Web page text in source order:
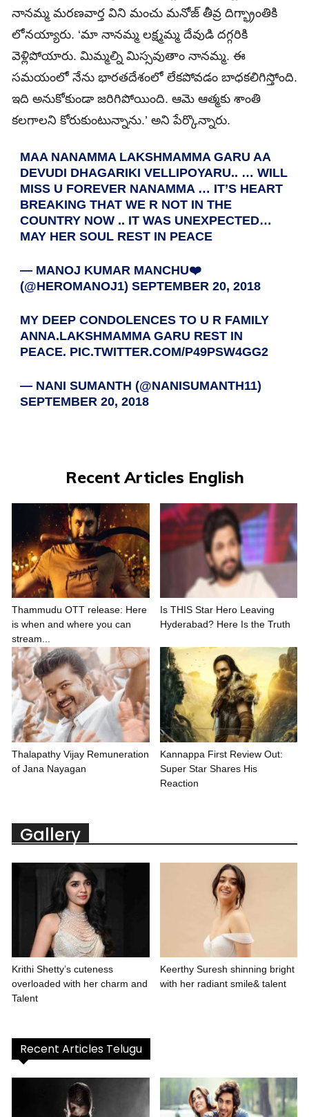
నానమ్మ మరణవార్త విని మంచు మనోజ్‌ తీవ్ర దిగ్భ్రాంతికి
లోనయ్యారు. ‘మా నానమ్మ లక్ష్మమ్మ దేవుడి దగ్గరికి
వెళ్లిపోయారు. మిమ్మల్ని మిస్సవుతాం నానమ్మ. ఈ
సమయంలో నేను భారతదేశంలో లేకపోవడం బాధకలిగిస్తోంది.
ఇది అనుకోకుండా జరిగిపోయింది. ఆమె ఆత్మకు శాంతి
కలగాలని కోరుకుంటున్నాను.’ అని పేర్కొన్నారు.
MAA NANAMMA LAKSHMAMMA GARU AA
DEVUDI DHAGARIKI VELLIPOYARU.. … WILL
MISS U FOREVER NANAMMA … IT’S HEART
BREAKING THAT WE R NOT IN THE
COUNTRY NOW .. IT WAS UNEXPECTED…
MAY HER SOUL REST IN PEACE
— MANOJ KUMAR MANCHU❤️
(@HEROMANOJ1)SEPTEMBER 20, 2018
MY DEEP CONDOLENCES TO U R FAMILY
ANNA.LAKSHMAMMA GARU REST IN
PEACE. PIC.TWITTER.COM/P49PSW4GG2
— NANI SUMANTH (@NANISUMANTH11)
SEPTEMBER 20, 2018
Recent Articles English
Thammudu OTT release: Here
is when and where you can
stream...
Is THIS Star Hero Leaving
Hyderabad? Here Is the Truth
Thalapathy Vijay Remuneration
of Jana Nayagan
Kannappa First Review Out:
Super Star Shares His
Reaction
Gallery
Krithi Shetty’s cuteness
overloaded with her charm and
Talent
Keerthy Suresh shinning bright
with her radiant smile& talent
Recent Articles Telugu